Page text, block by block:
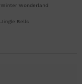
Winter Wonderland
Jingle Bells